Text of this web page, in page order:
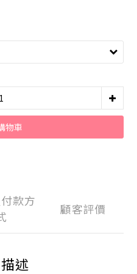
物車
款方
顧客評價
述